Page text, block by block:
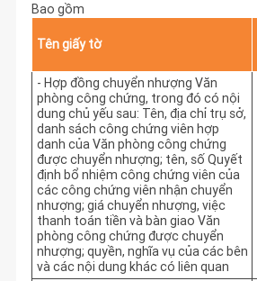
Bao gồm
Tên giấy tờ
- Hợp đồng chuyển nhượng Văn
phòng công chứng, trong đó có nội
dung chủ yếu sau: Tên, địa chỉ trụ sở,
danh sách công chứng viên hợp
danh của Văn phòng công chứng
được chuyển nhượng; tên, số Quyết
định bổ nhiệm công chứng viên của
các công chứng viên nhận chuyển
nhượng; giá chuyển nhượng, việc
thanh toán tiền và bàn giao Văn
phòng công chứng được chuyển
nhượng; quyền, nghĩa vụ của các bên
và các nội dung khác có liên quan